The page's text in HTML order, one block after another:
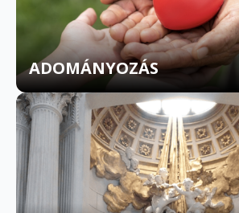
ADOMÁNYOZÁS